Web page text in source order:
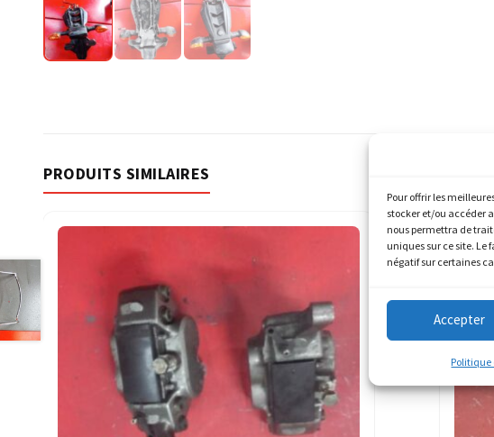
Pour offrir les
stocker et/ou accéder
nous permettra de
uniques sur ce site. Le
négatif sur certaines
Accepter
Politique
PRODUITS SIMILAIRES